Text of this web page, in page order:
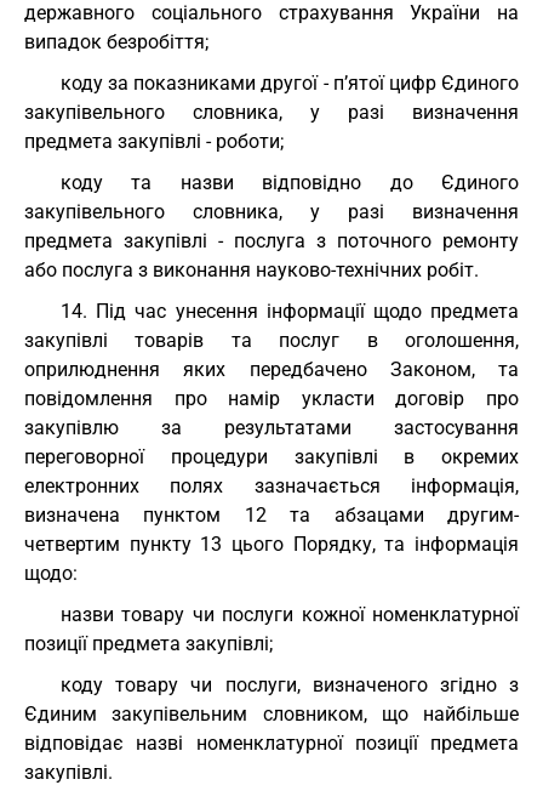
державного соціального страхування України на
випадок безробіття;
коду за показниками другої - п’ятої цифр Єдиного
закупівельного словника, у разі визначення
предмета закупівлі - роботи;
коду та назви відповідно до Єдиного
закупівельного словника, у разі визначення
предмета закупівлі - послуга з поточного ремонту
або послуга з виконання науково-технічних робіт.
14. Під час унесення інформації щодо предмета
закупівлі товарів та послуг в оголошення,
оприлюднення яких передбачено Законом, та
повідомлення про намір укласти договір про
закупівлю за результатами застосування
переговорної процедури закупівлі в окремих
електронних полях зазначається інформація,
визначена пунктом 12 та абзацами другим-
четвертим пункту 13 цього Порядку, та інформація
щодо:
назви товару чи послуги кожної номенклатурної
позиції предмета закупівлі;
коду товару чи послуги, визначеного згідно з
Єдиним закупівельним словником, що найбільше
відповідає назві номенклатурної позиції предмета
закупівлі.